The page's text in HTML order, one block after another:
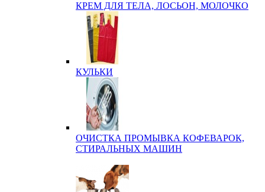
КРЕМ ДЛЯ ТЕЛА, ЛОСЬОН, МОЛОЧКО
КУЛЬКИ
ОЧИСТКА ПРОМЫВКА КОФЕВАРОК,
СТИРАЛЬНЫХ МАШИН